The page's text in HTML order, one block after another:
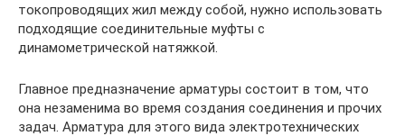
токопроводящих жил между собой, нужно использовать
подходящие соединительные муфты с
динамометрической натяжкой.
Главное предназначение арматуры состоит в том, что
она незаменима во время создания соединения и прочих
задач. Арматура для этого вида электротехнических